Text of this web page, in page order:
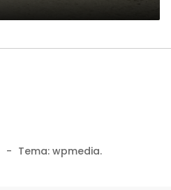
- Tema: wpmedia.